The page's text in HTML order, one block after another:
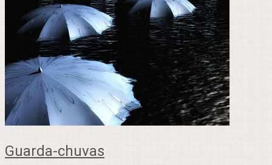
Guarda-chuvas